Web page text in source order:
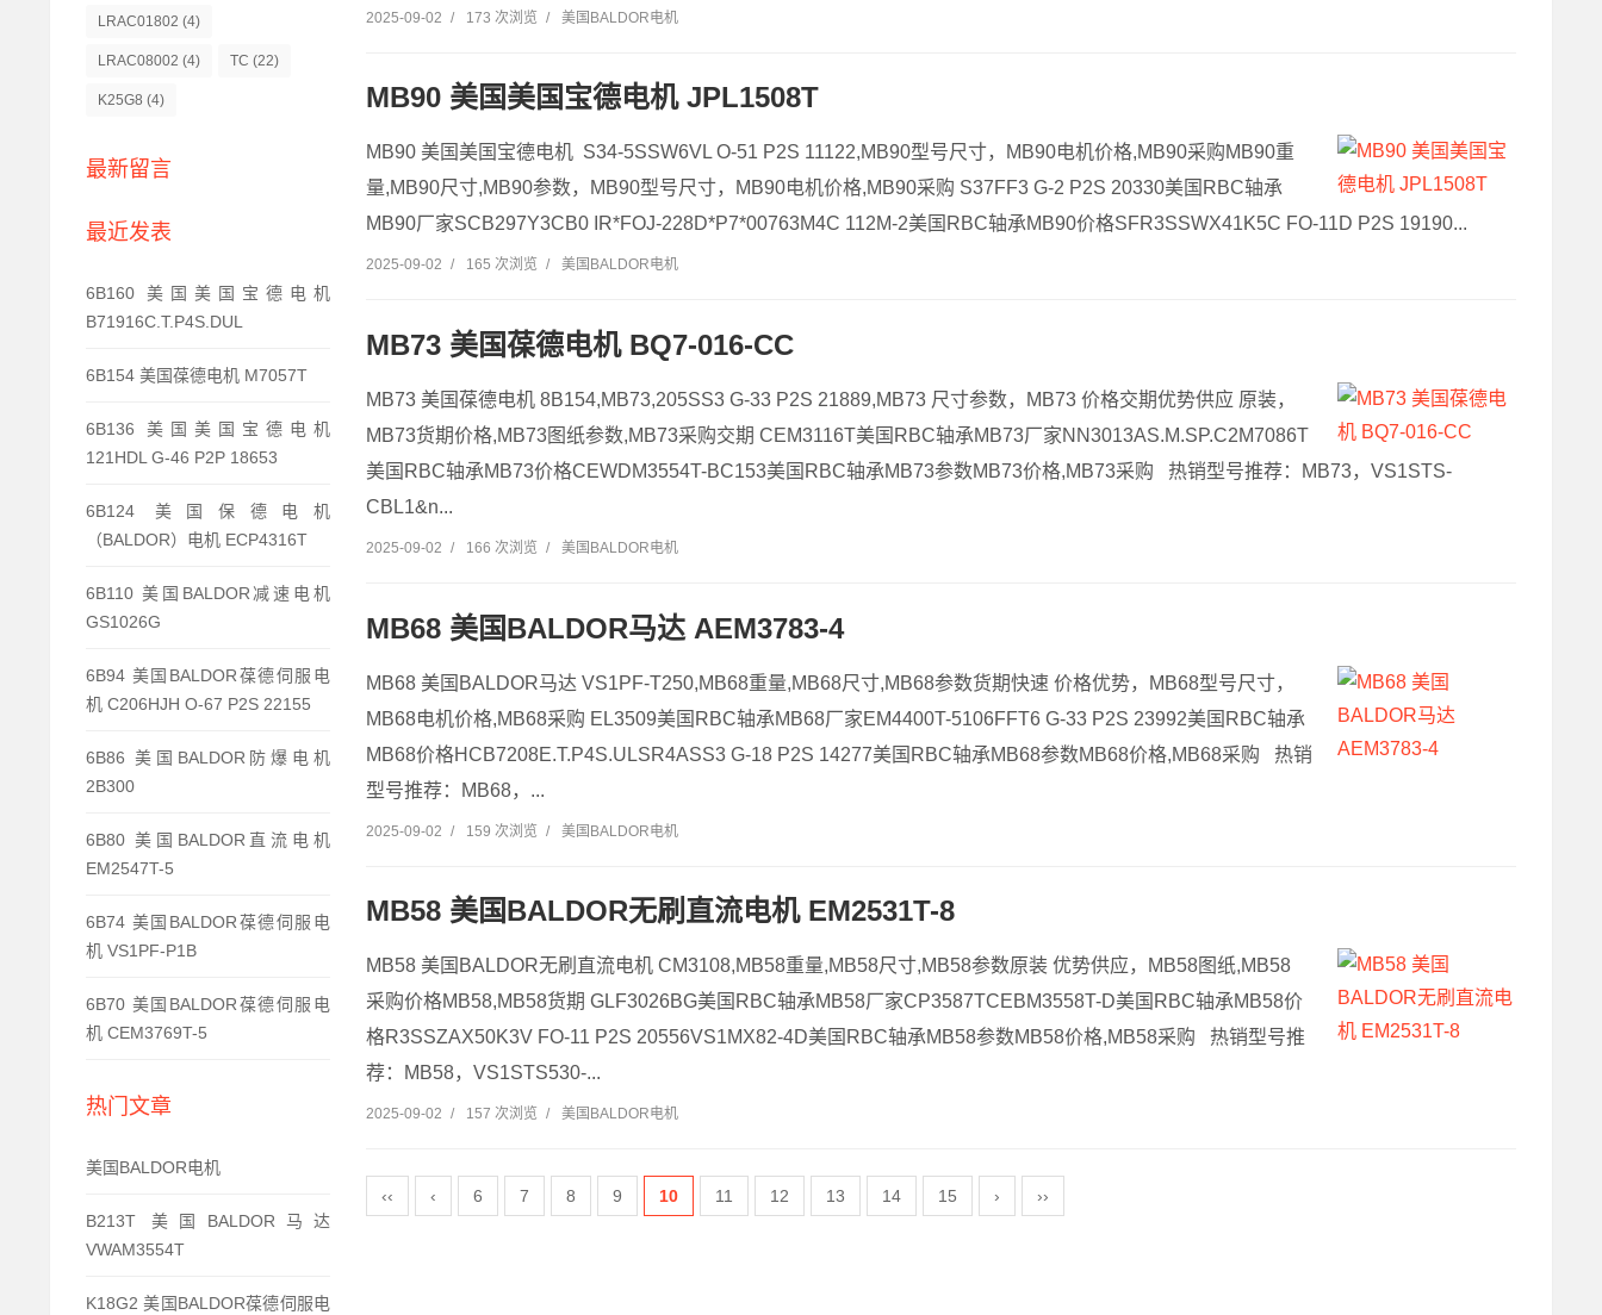
LRAC01802 (4)
LRAC08002 (4) TC (22)
K25G8 (4)
最新留言
最近发表
6B160 美国美国宝德电机
B71916C.T.P4S.DUL
6B154 美国葆德电机 M7057T
6B136 美国美国宝德电机
121HDL G-46 P2P 18653
6B124 美国保德电机
（BALDOR）电机 ECP4316T
6B110 美国BALDOR减速电机
GS1026G
6B94 美国BALDOR葆德伺服电
机 C206HJH O-67 P2S 22155
6B86 美国BALDOR防爆电机
2B300
6B80 美国BALDOR直流电机
EM2547T-5
6B74 美国BALDOR葆德伺服电
机 VS1PF-P1B
6B70 美国BALDOR葆德伺服电
机 CEM3769T-5
热门文章
美国BALDOR电机
B213T 美国BALDOR马达
VWAM3554T
K18G2 美国BALDOR葆德伺服电
2025-09-02 / 173 次浏览 / 美国BALDOR电机
MB90 美国美国宝德电机 JPL1508T
MB90 美国美国宝德电机 S34-5SSW6VL O-51 P2S 11122,MB90型号尺寸，MB90电机价格,MB90采购MB90重
量,MB90尺寸,MB90参数，MB90型号尺寸，MB90电机价格,MB90采购 S37FF3 G-2 P2S 20330美国RBC轴承
MB90厂家SCB297Y3CB0 IR*FOJ-228D*P7*00763M4C 112M-2美国RBC轴承MB90价格SFR3SSWX41K5C FO-11D P2S 19190...
2025-09-02 / 165 次浏览 / 美国BALDOR电机
MB73 美国葆德电机 BQ7-016-CC
MB73 美国葆德电机 8B154,MB73,205SS3 G-33 P2S 21889,MB73 尺寸参数，MB73 价格交期优势供应 原装，
MB73货期价格,MB73图纸参数,MB73采购交期 CEM3116T美国RBC轴承MB73厂家NN3013AS.M.SP.C2M7086T
美国RBC轴承MB73价格CEWDM3554T-BC153美国RBC轴承MB73参数MB73价格,MB73采购 热销型号推荐：MB73，VS1STS-
CBL1&n...
2025-09-02 / 166 次浏览 / 美国BALDOR电机
MB68 美国BALDOR马达 AEM3783-4
MB68 美国BALDOR马达 VS1PF-T250,MB68重量,MB68尺寸,MB68参数货期快速 价格优势，MB68型号尺寸，
MB68电机价格,MB68采购 EL3509美国RBC轴承MB68厂家EM4400T-5106FFT6 G-33 P2S 23992美国RBC轴承
MB68价格HCB7208E.T.P4S.ULSR4ASS3 G-18 P2S 14277美国RBC轴承MB68参数MB68价格,MB68采购 热销
型号推荐：MB68，...
2025-09-02 / 159 次浏览 / 美国BALDOR电机
MB58 美国BALDOR无刷直流电机 EM2531T-8
MB58 美国BALDOR无刷直流电机 CM3108,MB58重量,MB58尺寸,MB58参数原装 优势供应，MB58图纸,MB58
采购价格MB58,MB58货期 GLF3026BG美国RBC轴承MB58厂家CP3587TCEBM3558T-D美国RBC轴承MB58价
格R3SSZAX50K3V FO-11 P2S 20556VS1MX82-4D美国RBC轴承MB58参数MB58价格,MB58采购 热销型号推
荐：MB58，VS1STS530-...
2025-09-02 / 157 次浏览 / 美国BALDOR电机
‹‹ ‹ 6 7 8 9 10 11 12 13 14 15 › ››